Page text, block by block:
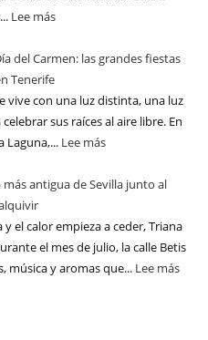
Lee más
del Carmen: las grandes fiestas
Tenerife
vive con una luz distinta, una luz
sus raíces al aire libre. En
Laguna,... Lee más
más antigua de Sevilla junto al
el calor empieza a ceder, Triana
el mes de julio, la calle Betis
música y aromas que... Lee más